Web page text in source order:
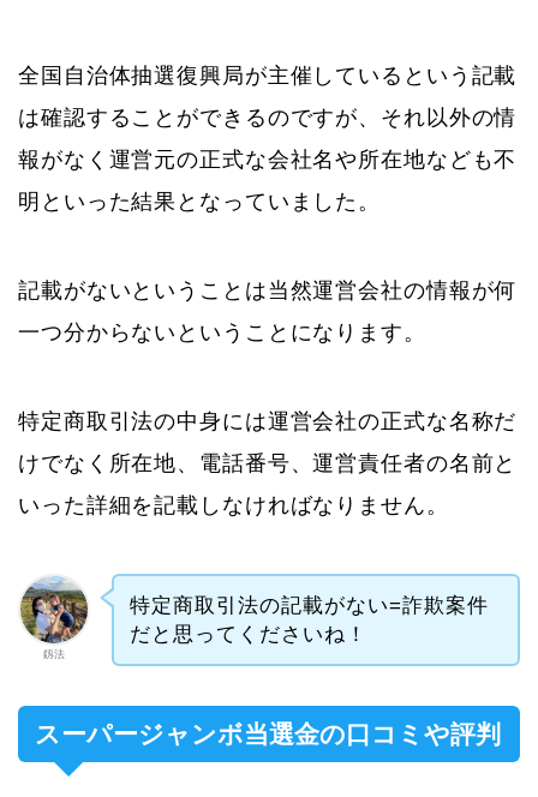
全国自治体抽選復興局が主催しているという記載
は確認することができるのですが、それ以外の情
報がなく運営元の正式な会社名や所在地なども不
明といった結果となっていました。
記載がないということは当然運営会社の情報が何
一つ分からないということになります。
特定商取引法の中身には運営会社の正式な名称だ
けでなく所在地、電話番号、運営責任者の名前と
いった詳細を記載しなければなりません。
釼法
特定商取引法の記載がない=詐欺案件
だと思ってくださいね！
スーパージャンボ当選金の口コミや評判